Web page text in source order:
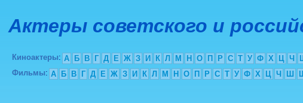
Актеры советского и
Киноактеры: А Б В Г Д Е Ж З И К Л М Н О П Р С Т У Ф Х Ц Ч
Фильмы: А Б В Г Д Е Ж З И К Л М Н О П Р С Т У Ф Х Ц Ч Ш